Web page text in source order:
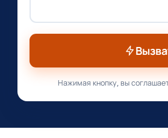
Нажимая кнопку, вы